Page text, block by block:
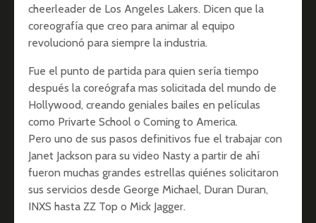
cheerleader de Los Angeles Lakers. Dicen que la
coreografía que creo para animar al equipo
revolucionó para siempre la industria.
Fue el punto de partida para quien sería tiempo
después la coreógrafa mas solicitada del mundo de
Hollywood, creando geniales bailes en películas
como Privarte School o Coming to America.
Pero uno de sus pasos definitivos fue el trabajar con
Janet Jackson para su video Nasty a partir de ahí
fueron muchas grandes estrellas quiénes solicitaron
sus servicios desde George Michael, Duran Duran,
INXS hasta ZZ Top o Mick Jagger.